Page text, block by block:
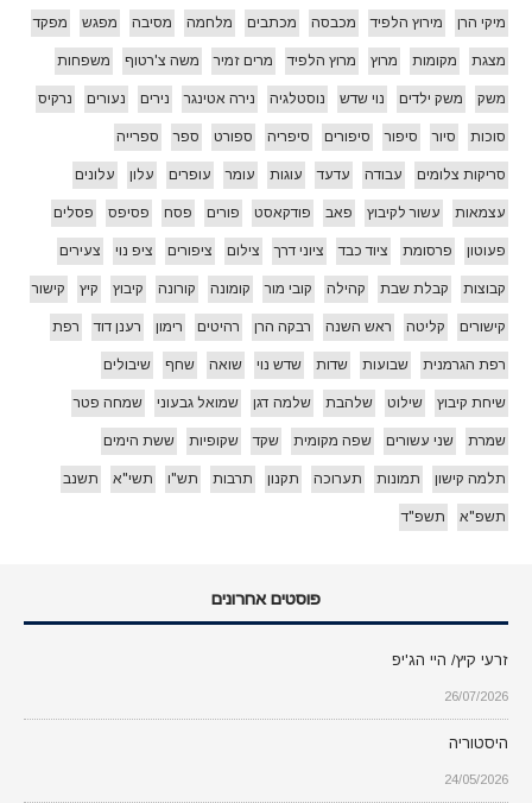
מיקי הרן מירוץ הלפיד מכבסה מכתבים מלחמה מסיבה מפגש מפקד
מצגת מקומות מרוץ מרוץ הלפיד מרים זמיר משה צ'רטוף משפחות
משק משק ילדים נוי שדש נוסטלגיה נירה אטינגר נירים נעורים נרקיס
סוכות סיור סיפור סיפורים סיפריה ספורט ספר ספרייה
סריקות צלומים עבודה עדעד עוגות עומר עופרים עלון עלונים
עצמאות עשור לקיבוץ פאב פודקאסט פורים פסח פסיפס פסלים
פעוטון פרסומת ציוד כבד ציוני דרך צילום ציפורים ציפ נוי צעירים
קבוצות קבלת שבת קהילה קובי מור קומונה קורונה קיבוץ קיץ קישור
קישורים קליטה ראש השנה רבקה הרן רהיטים רימון רענן דוד רפת
רפת הגרמנית שבועות שדות שדש נוי שואה שחף שיבולים
שיחת קיבוץ שילוט שלהבת שלמה דגן שמואל גבעוני שמחה פטר
שמרת שני עשורים שפה מקומית שקד שקופיות ששת הימים
תלמה קישון תמונות תערוכה תקנון תרבות תש"ו תשי"א תשנב
תשפ"א תשפ"ד
פוסטים אחרונים
זרעי קיץ/ היי הג'יפ
26/07/2026
היסטוריה
24/05/2026